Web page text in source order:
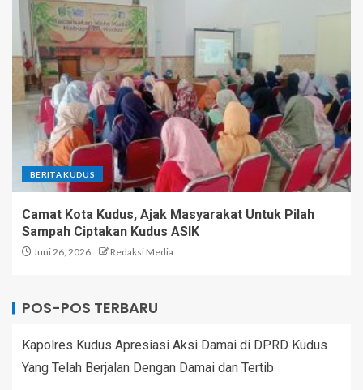
BERITA KUDUS
Camat Kota Kudus, Ajak Masyarakat Untuk Pilah
Sampah Ciptakan Kudus ASIK
Juni 26, 2026 Redaksi Media
POS-POS TERBARU
Kapolres Kudus Apresiasi Aksi Damai di DPRD Kudus
Yang Telah Berjalan Dengan Damai dan Tertib